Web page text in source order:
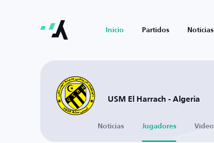
Inicio Partidos Noticias
USM El Harrach - Algeria
Noticias Jugadores Vídeo